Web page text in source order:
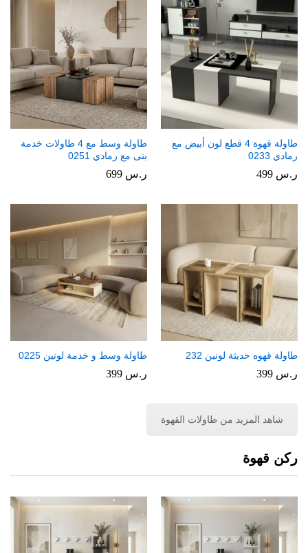
طاولة قهوة 4 قطع لون أبيض مع
رمادي 0233
ر.س
طاولة وسط مع 4 طاولات خدمة
بنى مع رمادي 0251
ر.س
طاولة قهوه حديثة لونين 232
ر.س
طاولة وسط و خدمة لونين 0225
ر.س
شاهد المزيد من طاولات القهوة
ركن قهوة